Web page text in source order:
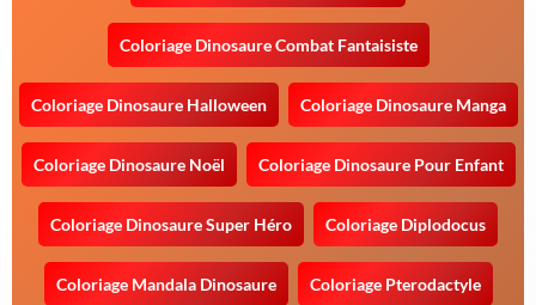
Coloriage Dinosaure Combat Fantaisiste
Coloriage Dinosaure Halloween Coloriage Dinosaure Manga
Coloriage Dinosaure Noël Coloriage Dinosaure Pour Enfant
Coloriage Dinosaure Super Héro Coloriage Diplodocus
Coloriage Mandala Dinosaure Coloriage Pterodactyle